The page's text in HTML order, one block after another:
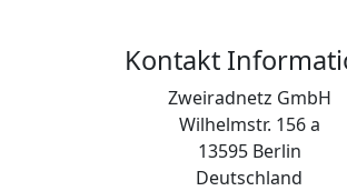
Kontakt
Zweiradnetz GmbH
Wilhelmstr. 156 a
13595 Berlin
Deutschland